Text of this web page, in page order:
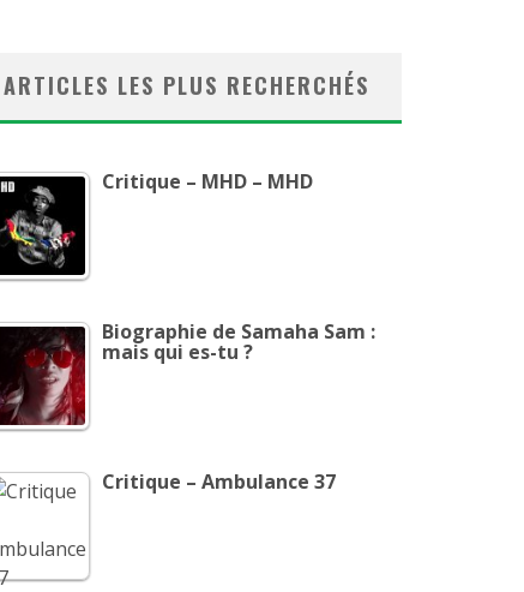
ARTICLES LES PLUS RECHERCHÉS
Critique – MHD – MHD
Biographie de Samaha Sam :
mais qui es-tu ?
Critique – Ambulance 37